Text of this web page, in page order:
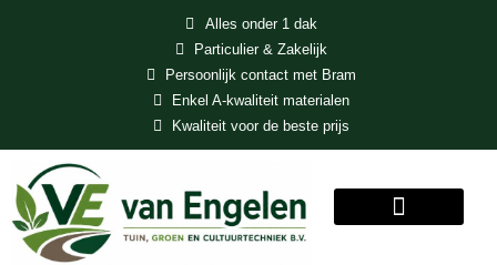
Alles onder 1 dak
Particulier & Zakelijk
Persoonlijk contact met Bram
Enkel A-kwaliteit materialen
Kwaliteit voor de beste prijs